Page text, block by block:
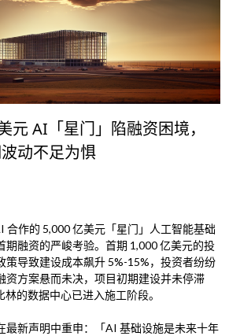
元 AI「星门」陷融资困境，
动不足为惧
合作的 5,000 亿美元「星门」人工智能基础
期融资的严峻考验。首期 1,000 亿美元的投
策导致建设成本飙升 5%-15%，投资者纷纷
资方案悬而未决，项目初期建设并未停滞
的数据中心已进入施工阶段。
最新声明中重申：「AI 基础设施是未来十年